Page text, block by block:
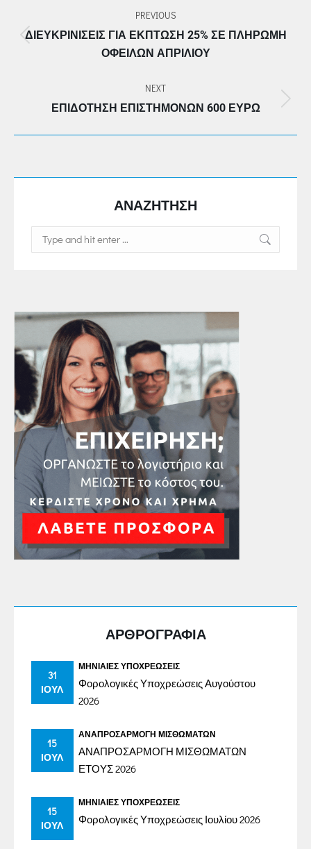
PREVIOUS
Previous
post:
ΔΙΕΥΚΡΙΝΊΣΕΙΣ ΓΙΑ ΈΚΠΤΩΣΗ 25% ΣΕ ΠΛΗΡΩΜΉ
ΟΦΕΙΛΏΝ ΑΠΡΙΛΊΟΥ
NEXT
Next
ΕΠΙΔΌΤΗΣΗ ΕΠΙΣΤΗΜΌΝΩΝ 600 ΕΥΡΏ
ΑΝΑΖΗΤΗΣΗ
Search:
ΑΡΘΡΟΓΡΑΦΙΑ
31
ΙΟΎΛ
ΜΗΝΙΑΊΕΣ ΥΠΟΧΡΕΏΣΕΙΣ
Φορολογικές Υποχρεώσεις Αυγούστου
2026
15
ΙΟΎΛ
ΑΝΑΠΡΟΣΑΡΜΟΓΉ ΜΙΣΘΩΜΆΤΩΝ
ΑΝΑΠΡΟΣΑΡΜΟΓΗ ΜΙΣΘΩΜΑΤΩΝ
ΕΤΟΥΣ 2026
15
ΙΟΎΛ
ΜΗΝΙΑΊΕΣ ΥΠΟΧΡΕΏΣΕΙΣ
Φορολογικές Υποχρεώσεις Ιουλίου 2026